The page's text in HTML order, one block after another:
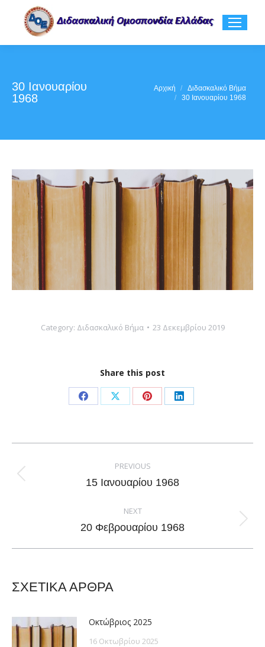
30 Ιανουαρίου
1968
Αρχική
Διδασκαλικό Βήμα
30 Ιανουαρίου 1968
Category: Διδασκαλικό Βήμα 23 Δεκεμβρίου 2019
Share this post
Share
Facebook
Share
X
Share
Pinterest
Share
LinkedIn
navigation
PREVIOUS
Previous
15 Ιανουαρίου 1968
NEXT
Next
20 Φεβρουαρίου 1968
ΣΧΕΤΙΚΑ ΑΡΘΡΑ
Οκτώβριος 2025
16 Οκτωβρίου 2025